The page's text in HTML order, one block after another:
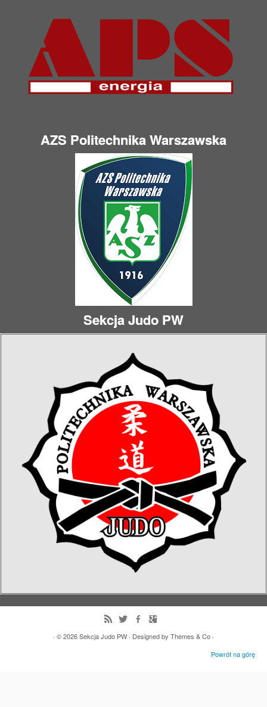
AZS Politechnika Warszawska
Sekcja Judo PW
· © 2026Sekcja Judo PW · Designed by Themes & Co ·
Powrót na górę